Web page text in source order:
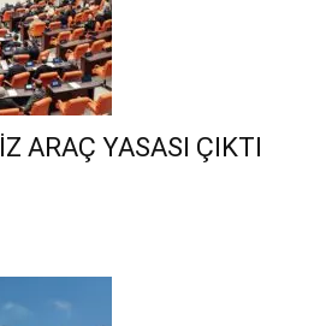
ARAÇ YASASI ÇIKTI